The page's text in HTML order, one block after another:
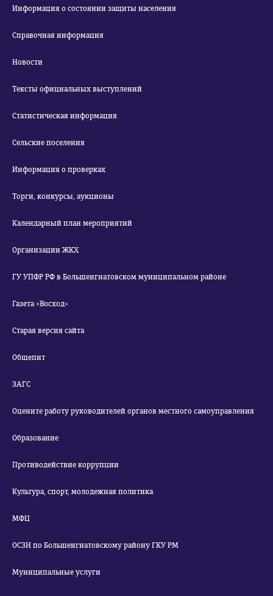
Информация о состоянии защиты населения
Справочная информация
Новости
Тексты официальных выступлений
Статистическая информация
Сельские поселения
Информация о проверках
Торги, конкурсы, аукционы
Календарный план мероприятий
Организации ЖКХ
ГУ УПФР РФ в Большеигнатовском муниципальном районе
Газета «Восход»
Старая версия сайта
Общепит
ЗАГС
Оцените работу руководителей органов местного самоуправления
Образование
Противодействие коррупции
Культура, спорт, молодежная политика
МФЦ
ОСЗН по Большеигнатовскому району ГКУ РМ
Муниципальные услуги